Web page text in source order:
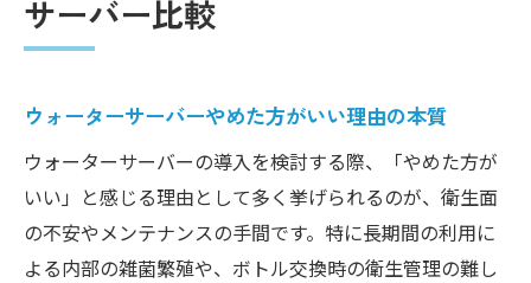
サーバー比較
ウォーターサーバーやめた方がいい理由の本質
ウォーターサーバーの導入を検討する際、「やめた方が
いい」と感じる理由として多く挙げられるのが、衛生面
の不安やメンテナンスの手間です。特に長期間の利用に
よる内部の雑菌繁殖や、ボトル交換時の衛生管理の難し